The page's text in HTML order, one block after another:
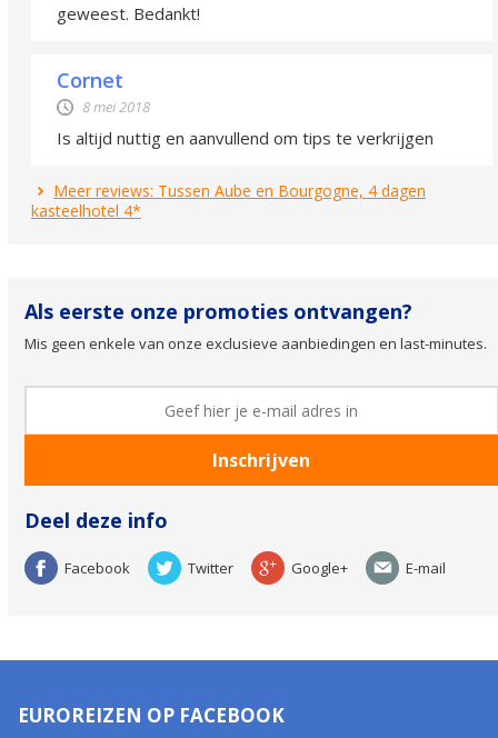
geweest. Bedankt!
Cornet
8 mei 2018
Is altijd nuttig en aanvullend om tips te verkrijgen
Meer reviews: Tussen Aube en Bourgogne, 4 dagen
kasteelhotel 4*
Als eerste onze promoties ontvangen?
Mis geen enkele van onze exclusieve aanbiedingen en last-minutes.
Deel deze info
Facebook Twitter Google+ E-mail
EUROREIZEN OP FACEBOOK